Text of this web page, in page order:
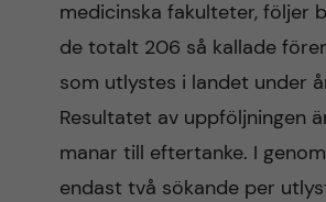
medicinska fakulteter, följer
de totalt 206 så kallade
som utlystes i landet under
Resultatet av uppföljningen
manar till eftertanke. I
endast två sökande per